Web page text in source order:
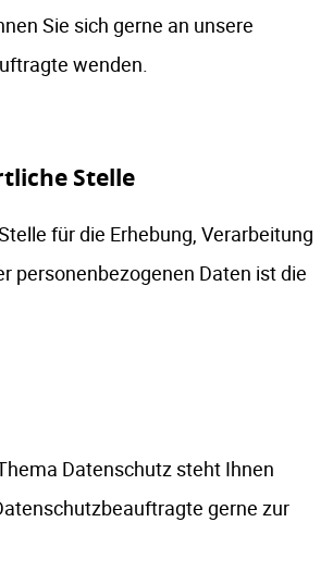
Sie sich gerne an unsere
wenden.
Stelle
für die Erhebung, Verarbeitung
personenbezogenen Daten ist die
Datenschutz steht Ihnen
gerne zur